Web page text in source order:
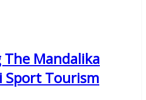
The Mandalika
Sport Tourism